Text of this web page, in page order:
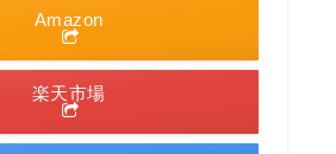
Amazon
楽天市場